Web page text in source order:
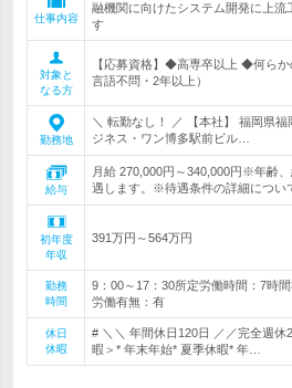
仕事内容
融機関に向けたシステム開発に上流
す
対象と
なる方
【応募資格】◆高専卒以上 ◆何ら
言語不問・2年以上）
勤務地
＼ 転勤なし！ ／ 【本社】 福岡県
ジネス・ワン博多駅前ビル…
給与
月給 270,000円～340,000円※年齢
遇します。※待遇条件の詳細につい
初年度
年収
391万円～564万円
勤務
時間
9：00～17：30所定労働時間：7時
労働有無：有
休日
休暇
# ＼＼ 年間休日120日 ／／完全週休
暇＞* 年末年始* 夏季休暇* 年…